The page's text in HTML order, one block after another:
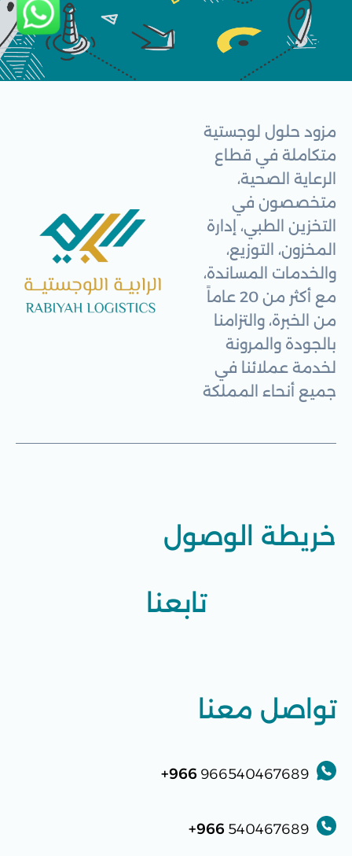
مزود حلول لوجستية
متكاملة في قطاع
الرعاية الصحية،
متخصصون في
التخزين الطبي، إدارة
المخزون، التوزيع،
والخدمات المساندة،
مع أكثر من 20 عاماً
من الخبرة، والتزامنا
بالجودة والمرونة
لخدمة عملائنا في
جميع أنحاء المملكة
تواصل معنا
966540467689
966+
540467689
966+
تابعنا
خريطة الوصول